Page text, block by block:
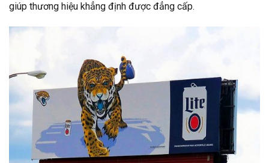
giúp thương hiệu khẳng định được đẳng cấp.